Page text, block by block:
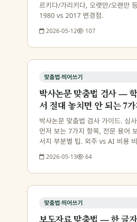
르키다/가리키다, 오랫만/오랜만
1980 vs 2017 변경점.
2026-05-12 107
맞춤법·띄어쓰기
박사논문 맞춤법 검사 —
서 절대 놓치면 안 되는 7가
박사논문 맞춤법 검사 가이드. 심
먼저 보는 7가지 항목, 전문 용어
서지 부분별 팁. 외주 vs AI 비용
2026-05-13 64
맞춤법·띄어쓰기
보도자료 맞춤법 — 한 글